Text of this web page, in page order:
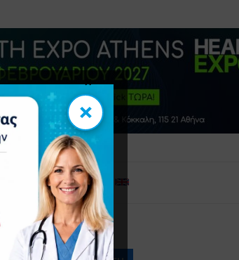
Επικοινωνία
×
×